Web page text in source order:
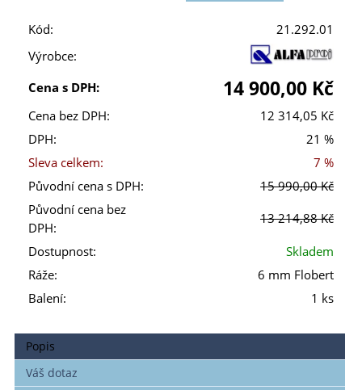
Kód:
21.292.01
Výrobce:
Cena s DPH:
14 900,00 Kč
Cena bez DPH:
12 314,05 Kč
DPH:
21 %
Sleva celkem:
7 %
Původní cena s DPH:
15 990,00 Kč
Původní cena bez
DPH:
13 214,88 Kč
Dostupnost:
Skladem
Ráže:
6 mm Flobert
Balení:
1 ks
Popis
Váš dotaz